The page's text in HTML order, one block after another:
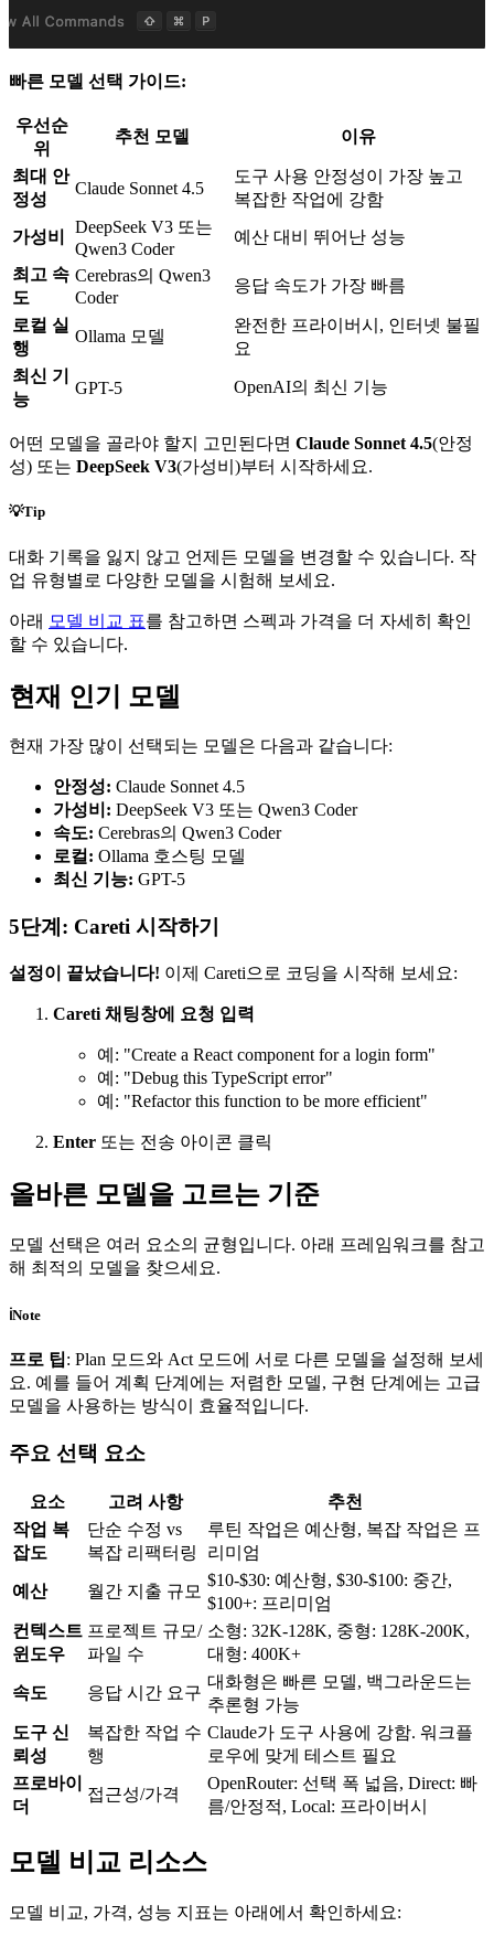
빠른 모델 선택 가이드:
우선순
위
추천 모델 이유
최대 안
정성
Claude Sonnet 4.5
도구 사용 안정성이 가장 높고
복잡한 작업에 강함
가성비
DeepSeek V3 또는
Qwen3 Coder
예산 대비 뛰어난 성능
최고 속
도
Cerebras의 Qwen3
Coder
응답 속도가 가장 빠름
로컬 실
행
Ollama 모델
완전한 프라이버시, 인터넷 불필
요
최신 기
능
GPT-5 OpenAI의 최신 기능
어떤 모델을 골라야 할지 고민된다면 Claude Sonnet 4.5(안정
성) 또는 DeepSeek V3(가성비)부터 시작하세요.
💡Tip
대화 기록을 잃지 않고 언제든 모델을 변경할 수 있습니다. 작
업 유형별로 다양한 모델을 시험해 보세요.
아래 모델 비교 표를 참고하면 스펙과 가격을 더 자세히 확인
할 수 있습니다.
현재 인기 모델
현재 가장 많이 선택되는 모델은 다음과 같습니다:
안정성: Claude Sonnet 4.5
가성비: DeepSeek V3 또는 Qwen3 Coder
속도: Cerebras의 Qwen3 Coder
로컬: Ollama 호스팅 모델
최신 기능: GPT-5
5단계: Careti 시작하기
설정이 끝났습니다! 이제 Careti으로 코딩을 시작해 보세요:
Careti 채팅창에 요청 입력
예: "Create a React component for a login form"
예: "Debug this TypeScript error"
예: "Refactor this function to be more efficient"
Enter 또는 전송 아이콘 클릭
올바른 모델을 고르는 기준
모델 선택은 여러 요소의 균형입니다. 아래 프레임워크를 참고
해 최적의 모델을 찾으세요.
ℹ️Note
프로 팁: Plan 모드와 Act 모드에 서로 다른 모델을 설정해 보세
요. 예를 들어 계획 단계에는 저렴한 모델, 구현 단계에는 고급
모델을 사용하는 방식이 효율적입니다.
주요 선택 요소
요소 고려 사항
추천
작업 복
잡도
단순 수정 vs
복잡 리팩터링
루틴 작업은 예산형, 복잡 작업은 프
리미엄
예산 월간 지출 규모
$10-$30: 예산형, $30-$100: 중간,
$100+: 프리미엄
컨텍스트
윈도우
프로젝트 규모/
파일 수
소형: 32K-128K, 중형: 128K-200K,
대형: 400K+
속도 응답 시간 요구
대화형은 빠른 모델, 백그라운드는
추론형 가능
도구 신
뢰성
복잡한 작업 수
행
Claude가 도구 사용에 강함. 워크플
로우에 맞게 테스트 필요
프로바이
더
접근성/가격
OpenRouter: 선택 폭 넓음, Direct: 빠
름/안정적, Local: 프라이버시
모델 비교 리소스
모델 비교, 가격, 성능 지표는 아래에서 확인하세요: